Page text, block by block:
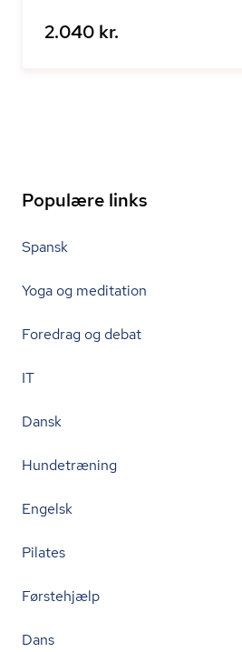
2.040 kr.
Populære links
Spansk
Yoga og meditation
Foredrag og debat
IT
Dansk
Hundetræning
Engelsk
Pilates
Førstehjælp
Dans